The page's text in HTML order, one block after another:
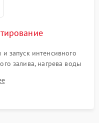
запуск интенсивного
залива, нагрева воды
посторонних шумов,
сухости в поддоне.